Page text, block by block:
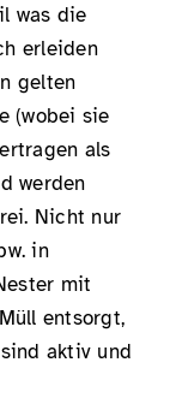
was die
erleiden
gelten
(wobei sie
als
werden
Nicht nur
in
mit
entsorgt,
aktiv und